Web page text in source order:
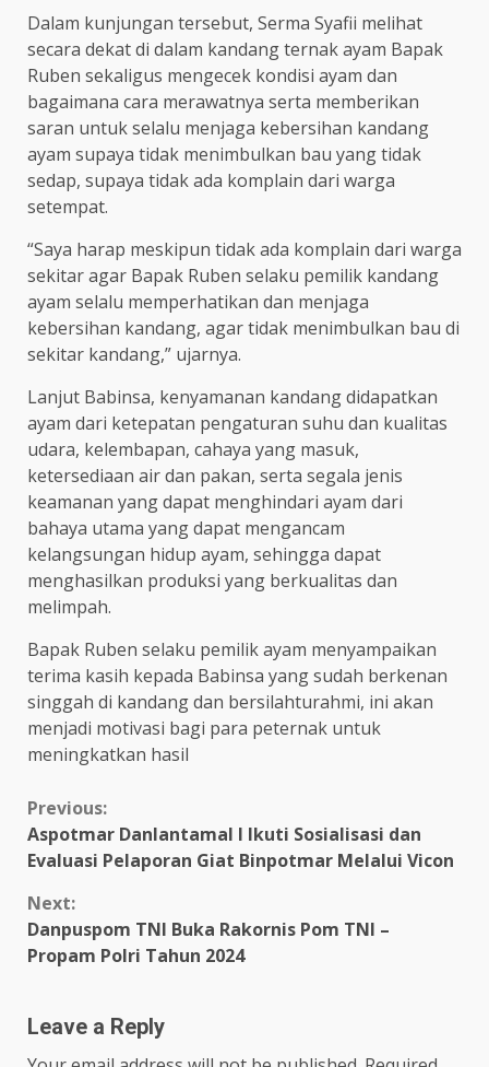
Dalam kunjungan tersebut, Serma Syafii melihat
secara dekat di dalam kandang ternak ayam Bapak
Ruben sekaligus mengecek kondisi ayam dan
bagaimana cara merawatnya serta memberikan
saran untuk selalu menjaga kebersihan kandang
ayam supaya tidak menimbulkan bau yang tidak
sedap, supaya tidak ada komplain dari warga
setempat.
“Saya harap meskipun tidak ada komplain dari warga
sekitar agar Bapak Ruben selaku pemilik kandang
ayam selalu memperhatikan dan menjaga
kebersihan kandang, agar tidak menimbulkan bau di
sekitar kandang,” ujarnya.
Lanjut Babinsa, kenyamanan kandang didapatkan
ayam dari ketepatan pengaturan suhu dan kualitas
udara, kelembapan, cahaya yang masuk,
ketersediaan air dan pakan, serta segala jenis
keamanan yang dapat menghindari ayam dari
bahaya utama yang dapat mengancam
kelangsungan hidup ayam, sehingga dapat
menghasilkan produksi yang berkualitas dan
melimpah.
Bapak Ruben selaku pemilik ayam menyampaikan
terima kasih kepada Babinsa yang sudah berkenan
singgah di kandang dan bersilahturahmi, ini akan
menjadi motivasi bagi para peternak untuk
meningkatkan hasil
Continue
Reading
Previous:
Aspotmar Danlantamal I Ikuti Sosialisasi dan
Evaluasi Pelaporan Giat Binpotmar Melalui Vicon
Next:
Danpuspom TNI Buka Rakornis Pom TNI –
Propam Polri Tahun 2024
Leave a Reply